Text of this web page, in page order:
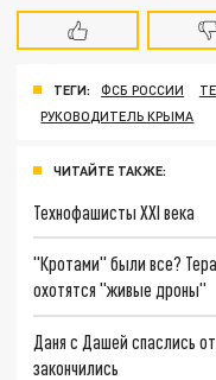
ТЕГИ: ФСБ РОССИИ
РУКОВОДИТЕЛЬ КРЫМА
ЧИТАЙТЕ ТАКЖЕ:
Технофашисты XXI века
"Кротами" были все?
охотятся "живые дроны"
Даня с Дашей спаслись
закончились